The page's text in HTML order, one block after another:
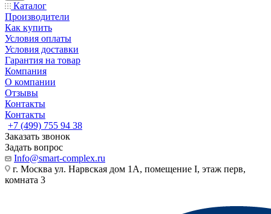
Каталог
Производители
Как купить
Условия оплаты
Условия доставки
Гарантия на товар
Компания
О компании
Отзывы
Контакты
Контакты
+7 (499) 755 94 38
Заказать звонок
Задать вопрос
Info@smart-complex.ru
г. Москва ул. Нарвская дом 1А, помещение I, этаж перв,
комната 3